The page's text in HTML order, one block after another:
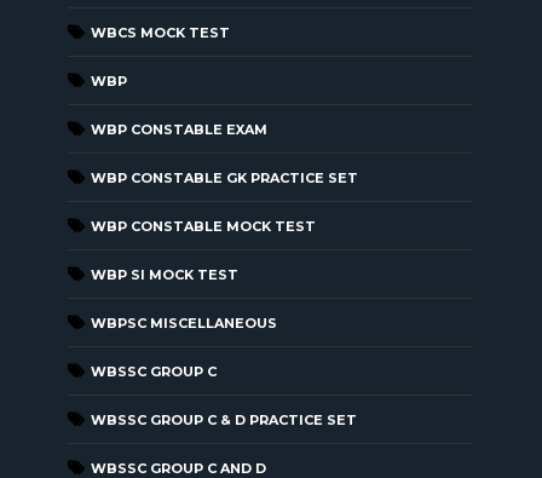
WBCS MOCK TEST
WBP
WBP CONSTABLE EXAM
WBP CONSTABLE GK PRACTICE SET
WBP CONSTABLE MOCK TEST
WBP SI MOCK TEST
WBPSC MISCELLANEOUS
WBSSC GROUP C
WBSSC GROUP C & D PRACTICE SET
WBSSC GROUP C AND D